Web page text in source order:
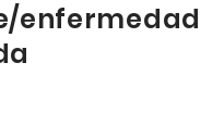
enfermedad